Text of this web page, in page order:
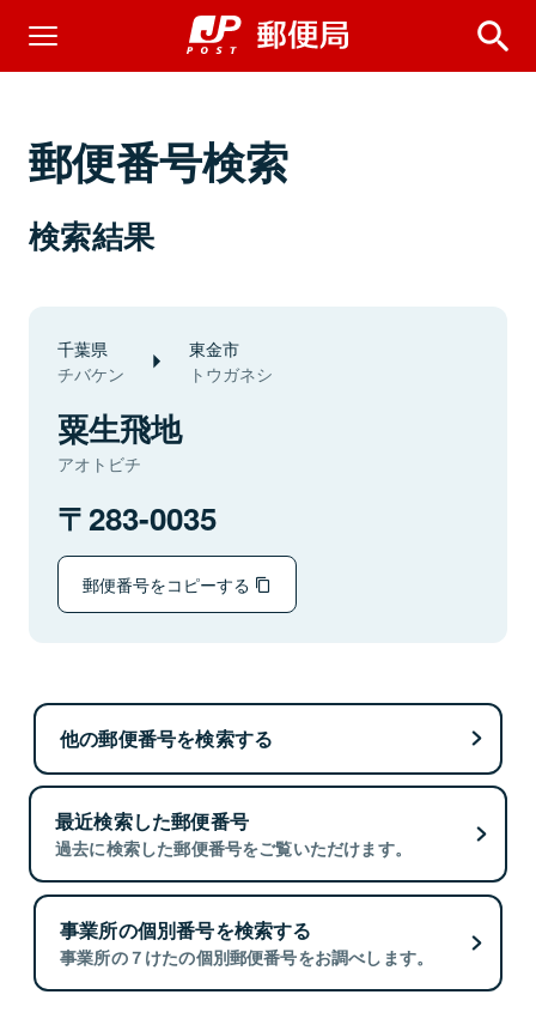
郵便番号検索
検索結果
千葉県
チバケン
東金市
トウガネシ
粟生飛地
アオトビチ
283-0035
郵便番号をコピーする
他の郵便番号を検索する
最近検索した郵便番号
過去に検索した郵便番号をご覧いただけます。
事業所の個別番号を検索する
事業所の７けたの個別郵便番号をお調べします。